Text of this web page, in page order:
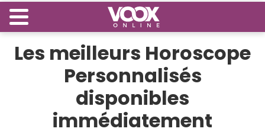
Les meilleurs Horoscope
Personnalisés
disponibles
immédiatement